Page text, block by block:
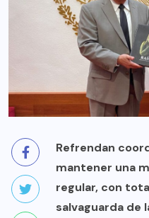
Refrendan
mantener una
regular, con
salvaguarda de